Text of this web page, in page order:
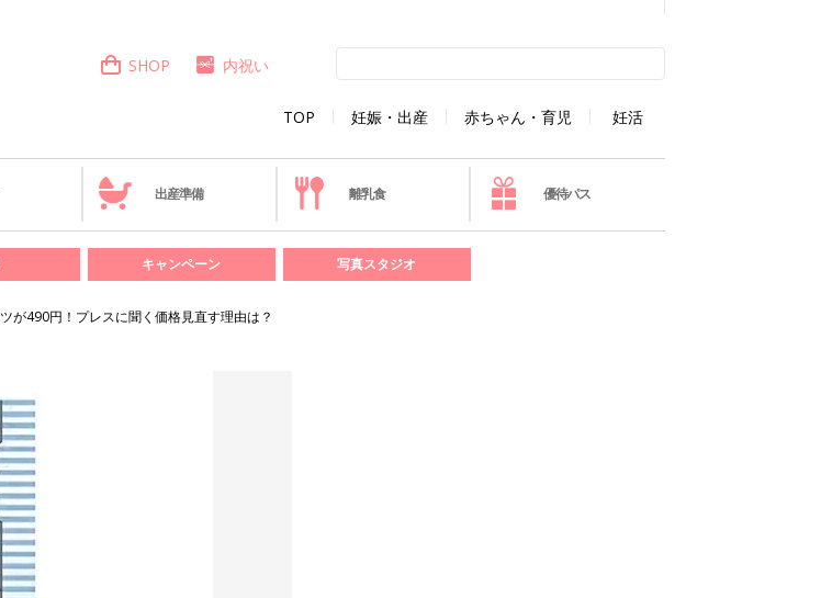
TOP 妊娠・出産 赤ちゃん・育児 妊活
SHOP 内祝い
出産準備 離乳食 優待パス
キャンペーン 写真スタジオ
が490円！プレスに聞く価格見直す理由は？